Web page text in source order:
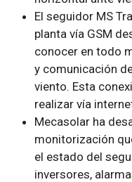
El seguidor MS
planta vía GSM
conocer en todo
y comunicación
viento. Esta
realizar vía
Mecasolar ha
monitorización
el estado del
inversores,